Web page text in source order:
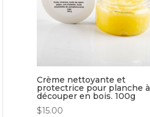
Crème nettoyante et
protectrice pour planche à
découper en bois. 100g
$15.00